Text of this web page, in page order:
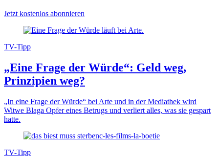
Jetzt kostenlos abonnieren
TV-Tipp
„Eine Frage der Würde“: Geld weg,
Prinzipien weg?
„In eine Frage der Würde“ bei Arte und in der Mediathek wird
Witwe Blaga Opfer eines Betrugs und verliert alles, was sie gespart
hatte.
TV-Tipp